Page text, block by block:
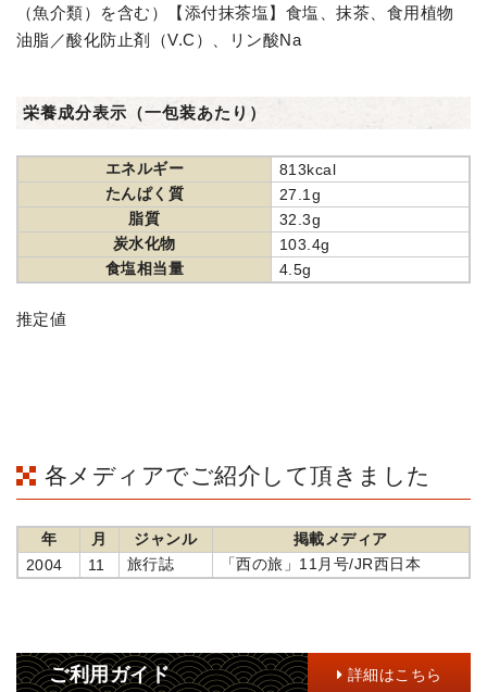
（魚介類）を含む）【添付抹茶塩】食塩、抹茶、食用植物
油脂／酸化防止剤（V.C）、リン酸Na
栄養成分表示（一包装あたり）
エネルギー
813kcal
たんぱく質
27.1g
脂質
32.3g
炭水化物
103.4g
食塩相当量
4.5g
推定値
各メディアでご紹介して頂きました
年 月 ジャンル
掲載メディア
2004
11 旅行誌 「西の旅」11月号/JR西日本
ご利用ガイド 詳細はこちら